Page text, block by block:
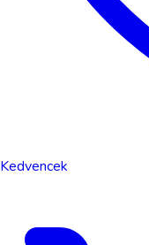
Kedvencek